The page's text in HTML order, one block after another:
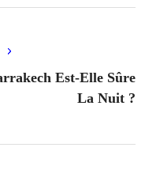
Est-Elle Sûre
La Nuit ?